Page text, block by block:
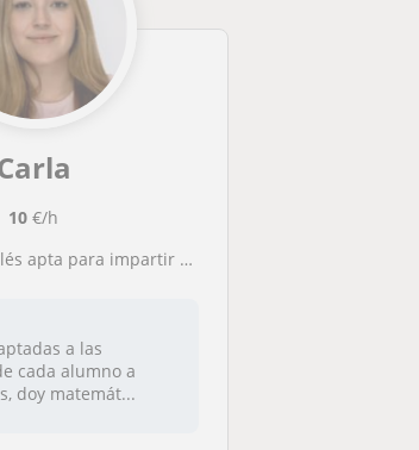
10 €/h
clase de todas las edades y niveles
a las
cada alumno a
doy matemát...